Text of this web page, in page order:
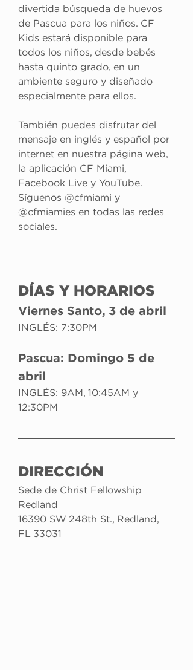
divertida búsqueda de huevos
de Pascua para los niños. CF
Kids estará disponible para
todos los niños, desde bebés
hasta quinto grado, en un
ambiente seguro y diseñado
especialmente para ellos.
También puedes disfrutar del
mensaje en inglés y español por
internet en nuestra página web,
la aplicación CF Miami,
Facebook Live y YouTube.
Síguenos @cfmiami y
@cfmiamies en todas las redes
sociales.
DÍAS Y HORARIOS
Viernes Santo, 3 de abril
INGLÉS: 7:30PM
Pascua: Domingo 5 de
abril
INGLÉS: 9AM, 10:45AM y
12:30PM
DIRECCIÓN
Sede de Christ Fellowship
Redland
16390 SW 248th St., Redland,
FL 33031